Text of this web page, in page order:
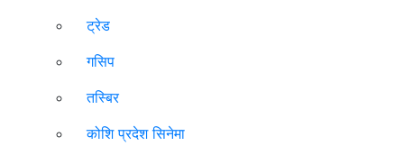
ट्रेड
गसिप
तस्बिर
कोशि प्रदेश सिनेमा